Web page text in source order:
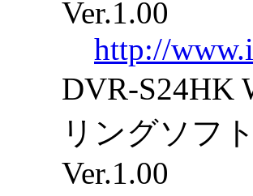
Ver.1.00
http://
DVR-S24HK
リングソフ
Ver.1.00